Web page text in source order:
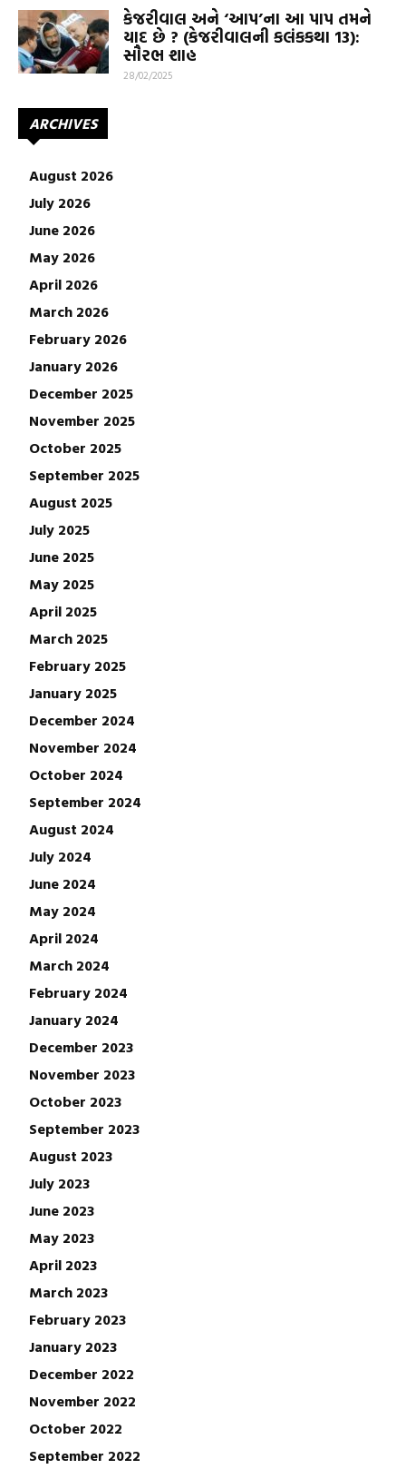
કેજરીવાલ અને ‘આપ’ના આ પાપ તમને
યાદ છે ? (કેજરીવાલની કલંકકથા 13):
સૌરભ શાહ
28/02/2025
ARCHIVES
August 2026
July 2026
June 2026
May 2026
April 2026
March 2026
February 2026
January 2026
December 2025
November 2025
October 2025
September 2025
August 2025
July 2025
June 2025
May 2025
April 2025
March 2025
February 2025
January 2025
December 2024
November 2024
October 2024
September 2024
August 2024
July 2024
June 2024
May 2024
April 2024
March 2024
February 2024
January 2024
December 2023
November 2023
October 2023
September 2023
August 2023
July 2023
June 2023
May 2023
April 2023
March 2023
February 2023
January 2023
December 2022
November 2022
October 2022
September 2022